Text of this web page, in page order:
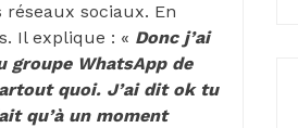
sociaux. En
Il explique : « Donc j’ai
groupe WhatsApp de
quoi. J’ai dit ok tu
qu’à un moment